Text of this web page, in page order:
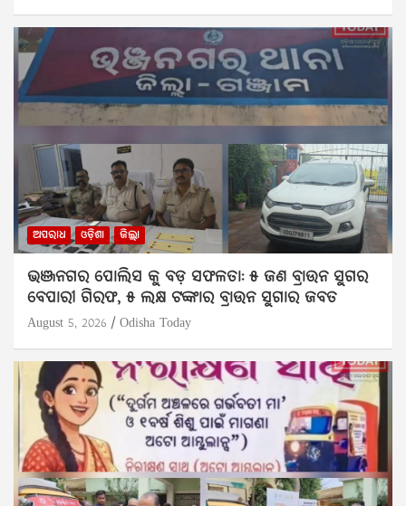
ଅପରାଧ ଓଡ଼ିଶା ଜିଲ୍ଲା
ଭଞ୍ଜନଗର ପୋଲିସ କୁ ବଡ଼ ସଫଳତା: ୫ ଜଣ ବ୍ରାଉନ ସୁଗର
ବେପାରୀ ଗିରଫ, ୫ ଲକ୍ଷ ଟଙ୍କାର ବ୍ରାଉନ ସୁଗାର ଜବତ
August 5, 2026 Odisha Today